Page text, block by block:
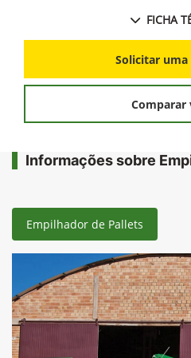
FICHA
Solicitar
Comparar
Informações sobre
Empilhador de Pallets